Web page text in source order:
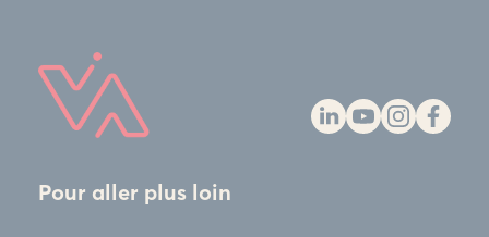
Pour aller plus loin